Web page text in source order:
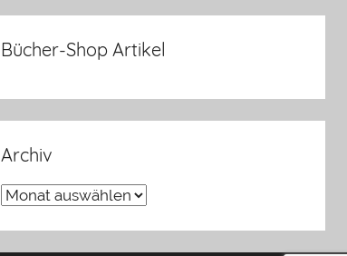
Bücher-Shop Artikel
Archiv
Archiv